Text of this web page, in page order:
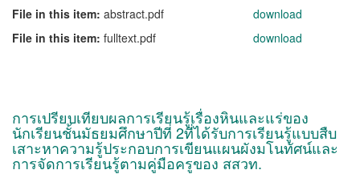
File in this item: abstract.pdf
download
File in this item: fulltext.pdf download
การเปรียบเทียบผลการเรียนรู้เรื่องหินและแร่ของ
นักเรียนชั้นมัธยมศึกษาปีที่ 2ที่ได้รับการเรียนรู้แบบสืบ
เสาะหาความรู้ประกอบการเขียนแผนผังมโนทัศน์และ
การจัดการเรียนรู้ตามคู่มือครูของ สสวท.